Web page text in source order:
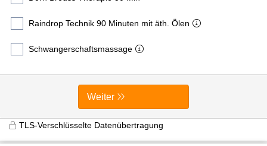
Raindrop Technik 90 Minuten mit äth. Ölen
Schwangerschaftsmassage
Weiter
TLS-Verschlüsselte Datenübertragung